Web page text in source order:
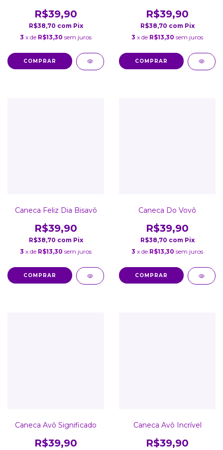
R$39,90
R$38,70 com Pix
3 x de R$13,30 sem juros
COMPRAR
R$39,90
R$38,70 com Pix
3 x de R$13,30 sem juros
COMPRAR
Caneca Feliz Dia Bisavô
R$39,90
R$38,70 com Pix
3 x de R$13,30 sem juros
COMPRAR
Caneca Do Vovô
R$39,90
R$38,70 com Pix
3 x de R$13,30 sem juros
COMPRAR
Caneca Avô Significado
R$39,90
Caneca Avô Incrível
R$39,90